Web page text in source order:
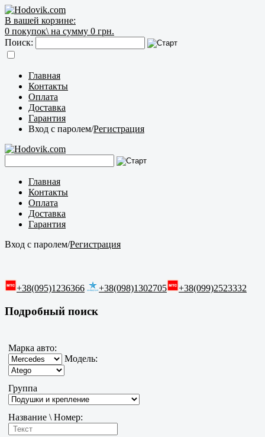
В вашей корзине:
0 покупок\ на сумму 0 грн.
Поиск:
Главная
Контакты
Оплата
Доставка
Гарантия
Вход с паролем/Регистрация
Главная
Контакты
Оплата
Доставка
Гарантия
Вход с паролем/Регистрация
+38(095)1236366 +38(098)1302705 +38(099)2523332
Подробный поиск
Марка авто:
Модель:
Группа
Название \ Номер: